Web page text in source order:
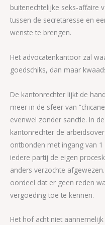
buitenechtelijke seks-affaire
tussen de secretaresse en
wenste te brengen.
Het advocatenkantoor zal
goedschiks, dan maar
De kantonrechter lijkt de
meer in de sfeer van
evenwel zonder sanctie. In
kantonrechter de
ontbonden met ingang van
iedere partij de eigen
anders verzochte
oordeel dat er geen reden
vergoeding toe te kennen.
Het hof acht niet